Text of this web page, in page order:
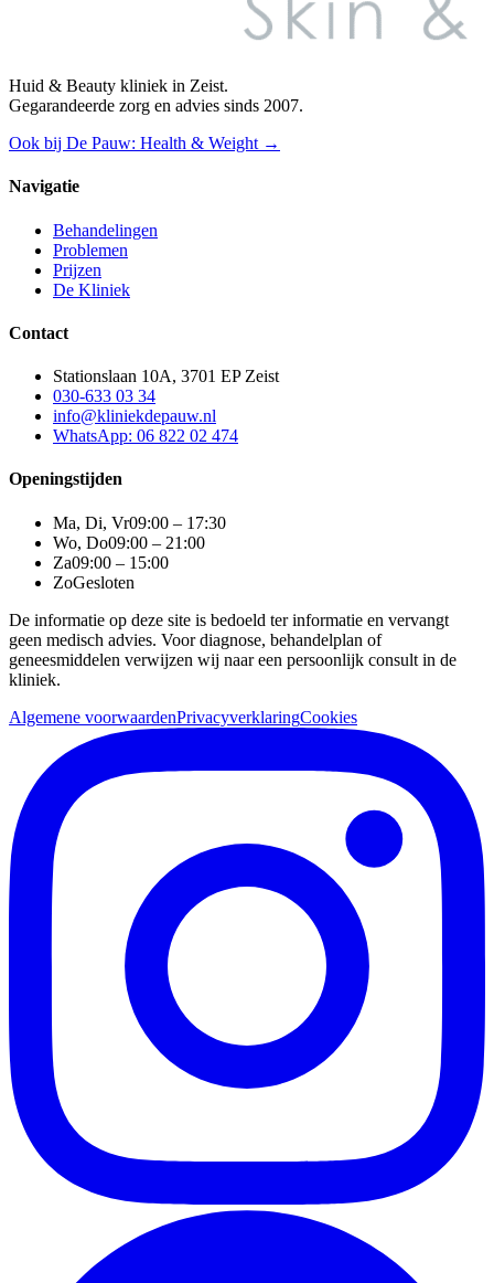
Huid & Beauty kliniek in Zeist.
Gegarandeerde zorg en advies sinds 2007.
Ook bij De Pauw: Health & Weight →
Navigatie
Behandelingen
Problemen
Prijzen
De Kliniek
Contact
Stationslaan 10A, 3701 EP Zeist
030-633 03 34
info@kliniekdepauw.nl
WhatsApp: 06 822 02 474
Openingstijden
Ma, Di, Vr09:00 – 17:30
Wo, Do09:00 – 21:00
Za09:00 – 15:00
ZoGesloten
De informatie op deze site is bedoeld ter informatie en vervangt
geen medisch advies. Voor diagnose, behandelplan of
geneesmiddelen verwijzen wij naar een persoonlijk consult in de
kliniek.
Algemene voorwaardenPrivacyverklaringCookies